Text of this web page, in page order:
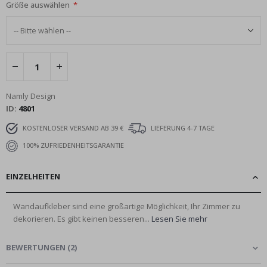
Größe auswählen
Namly Design
ID 4801
KOSTENLOSER VERSAND AB 39 €
LIEFERUNG 4-7 TAGE
100% ZUFRIEDENHEITSGARANTIE
EINZELHEITEN
Wandaufkleber sind eine großartige Möglichkeit, Ihr Zimmer zu
dekorieren. Es gibt keinen besseren... Lesen Sie mehr
BEWERTUNGEN (2)